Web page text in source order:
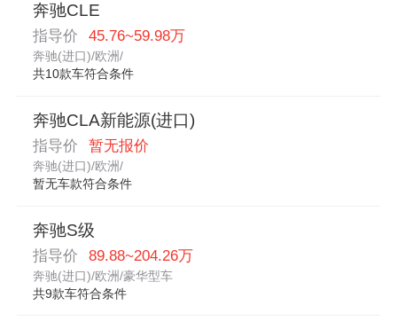
奔驰CLE
指导价 45.76~59.98万
奔驰(进口)/欧洲/
共10款车符合条件
奔驰CLA新能源(进口)
指导价 暂无报价
奔驰(进口)/欧洲/
暂无车款符合条件
奔驰S级
指导价 89.88~204.26万
奔驰(进口)/欧洲/豪华型车
共9款车符合条件